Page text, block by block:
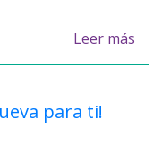
Leer más
para ti!